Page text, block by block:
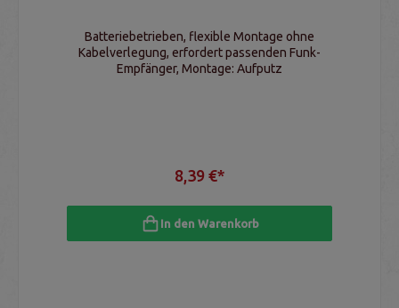
Batteriebetrieben, flexible Montage ohne
Kabelverlegung, erfordert passenden Funk-
Empfänger, Montage: Aufputz
8,39 €*
In den Warenkorb